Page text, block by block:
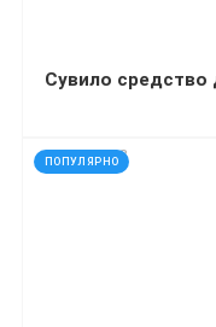
Сувило средство
ПОПУЛЯРНО
код: 927208